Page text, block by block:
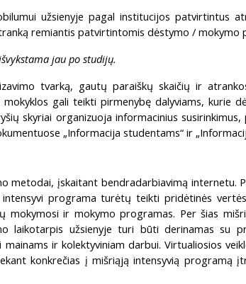
užsienyje pagal institucijos patvirtintus
remiantis patvirtintomis dėstymo / mokymo
jau po studijų.
tvarką, gautų paraiškų skaičių ir
gali teikti pirmenybę dalyviams, kurie
skyriai organizuoja informacinius susirinkimus,
„Informacija studentams“ ir
metodai, įskaitant bendradarbiavimą internetu.
programa turėtų teikti pridėtinės
ir mokymo programas. Per šias
užsienyje turi būti derinamas su
ir kolektyviniam darbui. Virtualiosios
konkrečias į mišriąją intensyvią programą